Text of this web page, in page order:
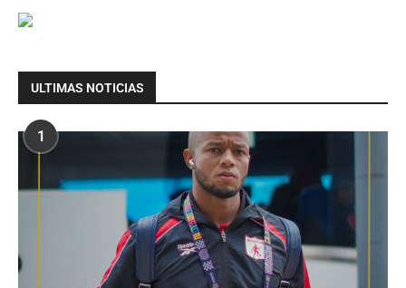
ULTIMAS NOTICIAS
1